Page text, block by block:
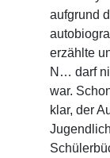
aufgrund
erzählte
N… darf
war.
klar, der